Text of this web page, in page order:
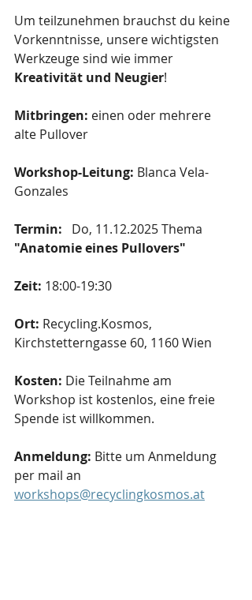
Um teilzunehmen brauchst du keine
Vorkenntnisse, unsere wichtigsten
Werkzeuge sind wie immer
Kreativität und Neugier!
Mitbringen: einen oder mehrere
alte Pullover
Workshop-Leitung: Blanca Vela-
Gonzales
Termin: Do, 11.12.2025 Thema
"Anatomie eines Pullovers"
Zeit: 18:00-19:30
Ort: Recycling.Kosmos,
Kirchstetterngasse 60, 1160 Wien
Kosten: Die Teilnahme am
Workshop ist kostenlos, eine freie
Spende ist willkommen.
Anmeldung: Bitte um Anmeldung
per mail an
workshops@recyclingkosmos.at